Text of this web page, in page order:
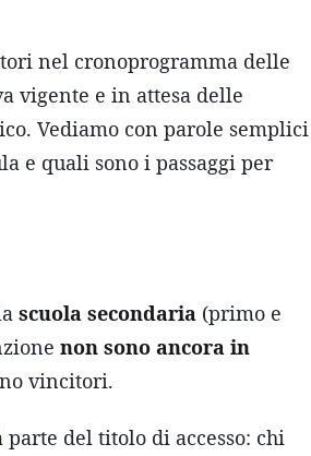
nel cronoprogramma delle
vigente e in attesa delle
Vediamo con parole semplici
e quali sono i passaggi per
scuola secondaria (primo e
non sono ancora in
vincitori.
del titolo di accesso: chi